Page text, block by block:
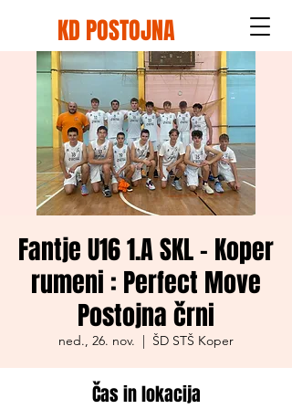
KD POSTOJNA
Fantje U16 1.A SKL - Koper
rumeni : Perfect Move
Postojna črni
ned., 26. nov.
  |
ŠD STŠ Koper
Čas in lokacija